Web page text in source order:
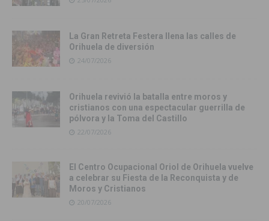
La Gran Retreta Festera llena las calles de
Orihuela de diversión
24/07/2026
Orihuela revivió la batalla entre moros y
cristianos con una espectacular guerrilla de
pólvora y la Toma del Castillo
22/07/2026
El Centro Ocupacional Oriol de Orihuela vuelve
a celebrar su Fiesta de la Reconquista y de
Moros y Cristianos
20/07/2026